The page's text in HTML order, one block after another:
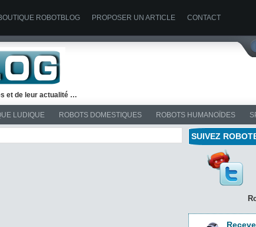
ROBOTBLOG PROPOSER UN ARTICLE CONTACT
et de leur actualité …
LUDIQUE ROBOTS DOMESTIQUES ROBOTS HUMANOÏDES
SUIVEZ